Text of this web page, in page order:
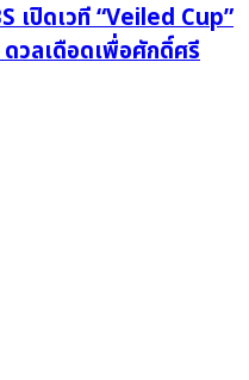
เปิดเวที “Veiled Cup”
วลเดือดเพื่อศักดิ์ศรี